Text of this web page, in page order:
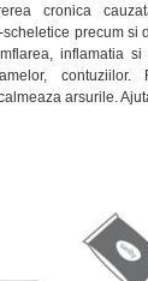
cronica
precum si
inflamatia si
contuziilor.
arsurile.